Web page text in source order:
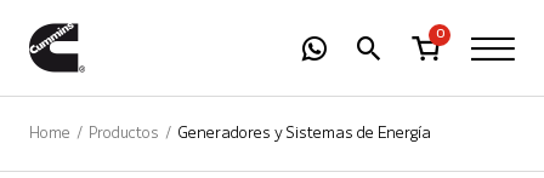
0
Home Productos Generadores y Sistemas de Energía